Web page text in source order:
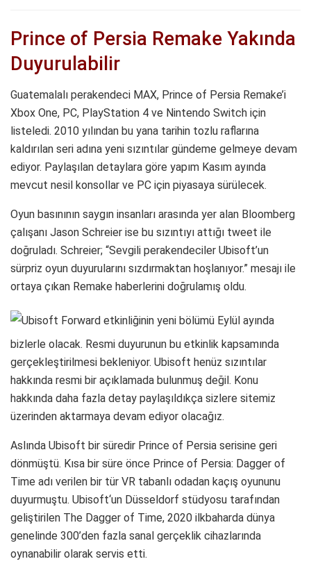
Prince of Persia Remake Yakında
Duyurulabilir
Guatemalalı perakendeci MAX, Prince of Persia Remake’i
Xbox One, PC, PlayStation 4 ve Nintendo Switch için
listeledi. 2010 yılından bu yana tarihin tozlu raflarına
kaldırılan seri adına yeni sızıntılar gündeme gelmeye devam
ediyor. Paylaşılan detaylara göre yapım Kasım ayında
mevcut nesil konsollar ve PC için piyasaya sürülecek.
Oyun basınının saygın insanları arasında yer alan Bloomberg
çalışanı Jason Schreier ise bu sızıntıyı attığı tweet ile
doğruladı. Schreier; “Sevgili perakendeciler Ubisoft’un
sürpriz oyun duyurularını sızdırmaktan hoşlanıyor.” mesajı ile
ortaya çıkan Remake haberlerini doğrulamış oldu.
Ubisoft Forward etkinliğinin yeni bölümü Eylül ayında
bizlerle olacak. Resmi duyurunun bu etkinlik kapsamında
gerçekleştirilmesi bekleniyor. Ubisoft henüz sızıntılar
hakkında resmi bir açıklamada bulunmuş değil. Konu
hakkında daha fazla detay paylaşıldıkça sizlere sitemiz
üzerinden aktarmaya devam ediyor olacağız.
Aslında Ubisoft bir süredir Prince of Persia serisine geri
dönmüştü. Kısa bir süre önce Prince of Persia: Dagger of
Time adı verilen bir tür VR tabanlı odadan kaçış oyununu
duyurmuştu. Ubisoft‘un Düsseldorf stüdyosu tarafından
geliştirilen The Dagger of Time, 2020 ilkbaharda dünya
genelinde 300’den fazla sanal gerçeklik cihazlarında
oynanabilir olarak servis etti.